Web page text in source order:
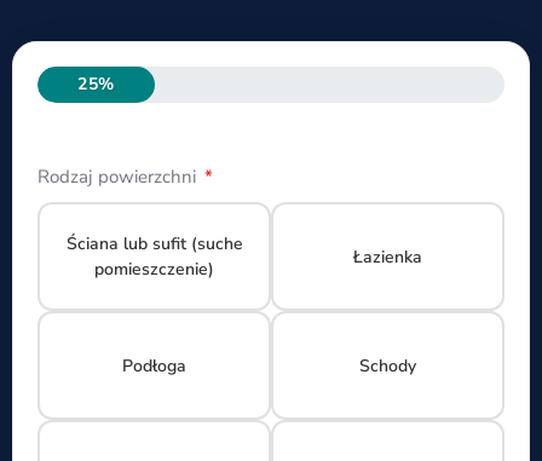
25%
Rodzaj powierzchni
Ściana lub sufit (suche
pomieszczenie)
Łazienka
Podłoga Schody